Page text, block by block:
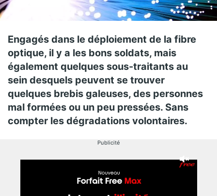
Engagés dans le déploiement de la fibre
optique, il y a les bons soldats, mais
également quelques sous-traitants au
sein desquels peuvent se trouver
quelques brebis galeuses, des personnes
mal formées ou un peu pressées. Sans
compter les dégradations volontaires.
Publicité